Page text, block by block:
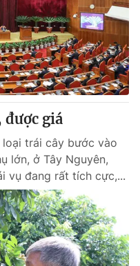
được giá
loại trái cây bước vào
lớn, ở Tây Nguyên,
vụ đang rất tích cực,...